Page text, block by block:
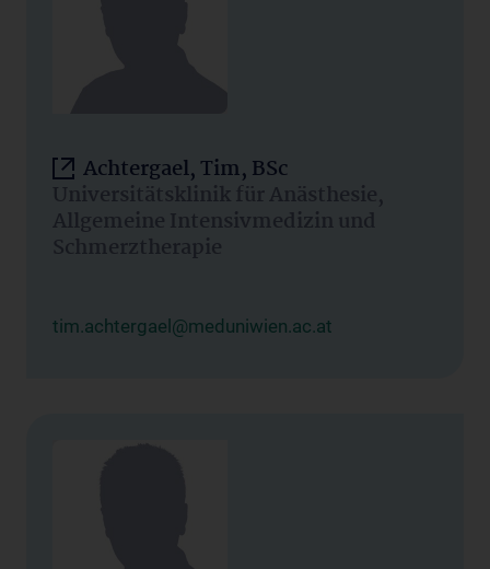
Achtergael, Tim, BSc
Universitätsklinik für Anästhesie,
Allgemeine Intensivmedizin und
Schmerztherapie
tim.achtergael@meduniwien.ac.at